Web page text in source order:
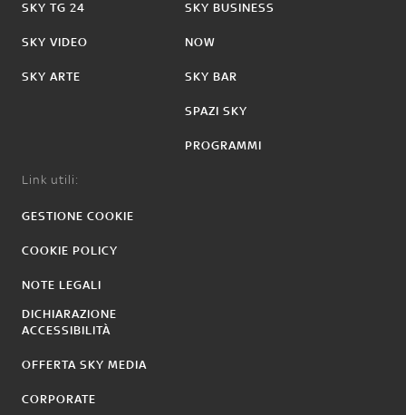
SKY TG 24
SKY VIDEO
SKY ARTE
SKY BUSINESS
NOW
SKY BAR
SPAZI SKY
PROGRAMMI
Link utili:
GESTIONE COOKIE
COOKIE POLICY
NOTE LEGALI
DICHIARAZIONE
ACCESSIBILITÀ
OFFERTA SKY MEDIA
CORPORATE